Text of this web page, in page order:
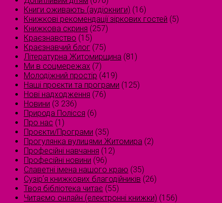
Книги оживають (аудіокниги) (16)
Книжкові рекомендації зіркових гостей (5)
Книжкова скриня (257)
Краєзнавство (15)
Краєзнавчий блог (75)
Літературна Житомирщина (81)
Ми в соцмережах (7)
Молодіжний простір (419)
Наші проєкти та програми (125)
Нові надходження (76)
Новини (3 236)
Природа Полісся (6)
Про нас (1)
Проєкти/Програми (35)
Прогулянка вулицями Житомира (2)
Професійні навчання (12)
Професійні новини (96)
Славетні імена нашого краю (35)
Сузірʼя книжкових благодійників (26)
Твоя бібліотека читає (55)
Читаємо онлайн (електронні книжки) (156)